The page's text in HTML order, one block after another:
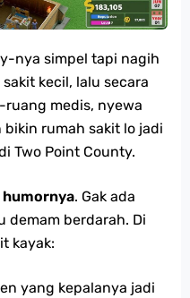
nya simpel tapi nagih
kecil, lalu secara
medis, nyewa
rumah sakit lo jadi
Two Point County.
humornya. Gak ada
demam berdarah. Di
kayak:
yang kepalanya jadi